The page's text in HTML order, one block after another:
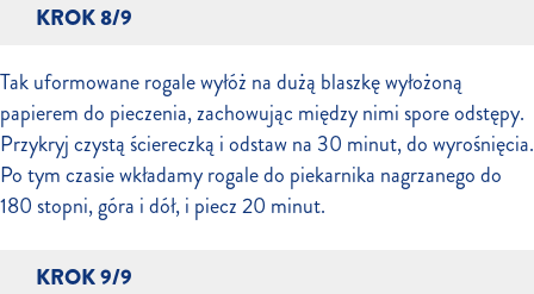
KROK 8/9
Tak uformowane rogale wyłóż na dużą blaszkę wyłożoną
papierem do pieczenia, zachowując między nimi spore odstępy.
Przykryj czystą ściereczką i odstaw na 30 minut, do wyrośnięcia.
Po tym czasie wkładamy rogale do piekarnika nagrzanego do
180 stopni, góra i dół, i piecz 20 minut.
KROK 9/9